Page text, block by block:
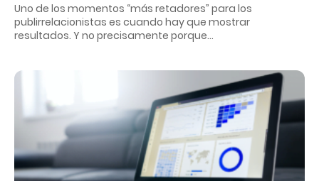
Uno de los momentos “más retadores” para los
publirrelacionistas es cuando hay que mostrar
resultados. Y no precisamente porque